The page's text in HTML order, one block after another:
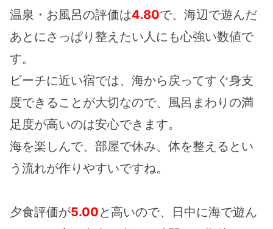
温泉・お風呂の評価は4.80で、海辺で遊んだ
あとにさっぱり整えたい人にも心強い数値で
す。
ビーチに近い宿では、海から戻ってすぐ身支
度できることが大切なので、風呂まわりの満
足度が高いのは安心できます。
海を楽しんで、部屋で休み、体を整えるとい
う流れが作りやすいですね。
夕食評価が5.00と高いので、日中に海で遊ん